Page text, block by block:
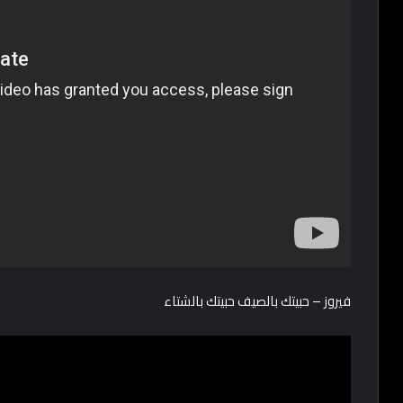
فيروز – حبيتك بالصيف حبيتك بالشتاء